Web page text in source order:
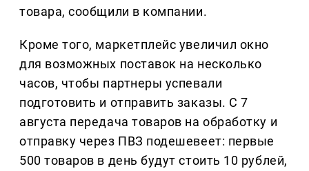
товара, сообщили в компании.
Кроме того, маркетплейс увеличил окно
для возможных поставок на несколько
часов, чтобы партнеры успевали
подготовить и отправить заказы. С 7
августа передача товаров на обработку и
отправку через ПВЗ подешевеет: первые
500 товаров в день будут стоить 10 рублей,